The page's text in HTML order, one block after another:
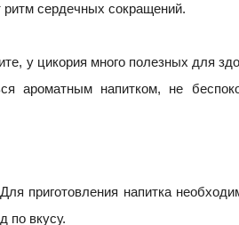
сердечных сокращений.
у цикория много полезных для
ароматным напитком, не
приготовления напитка
по вкусу.